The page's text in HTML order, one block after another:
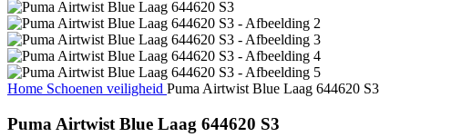
Home Schoenen veiligheid Puma Airtwist Blue Laag 644620 S3
Puma Airtwist Blue Laag 644620 S3